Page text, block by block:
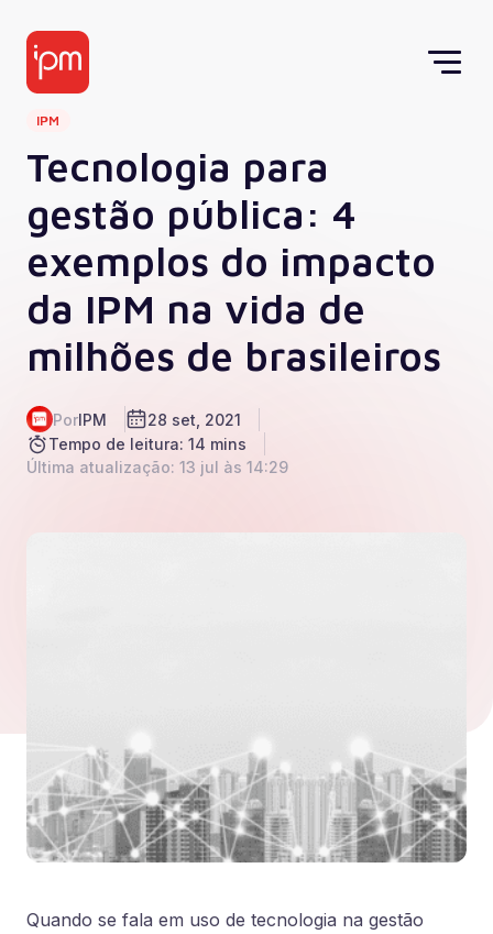
IPM
Tecnologia para
gestão pública: 4
exemplos do impacto
da IPM na vida de
milhões de brasileiros
PorIPM
28 set, 2021
Tempo de leitura: 14 mins
Última atualização: 13 jul às 14:29
Quando se fala em uso de tecnologia na gestão